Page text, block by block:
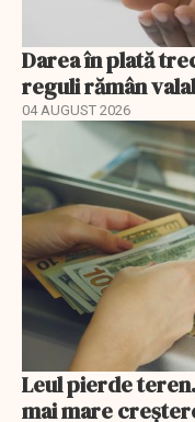
Darea în plată
reguli rămân
04 AUGUST 2026
Leul pierde
mai mare